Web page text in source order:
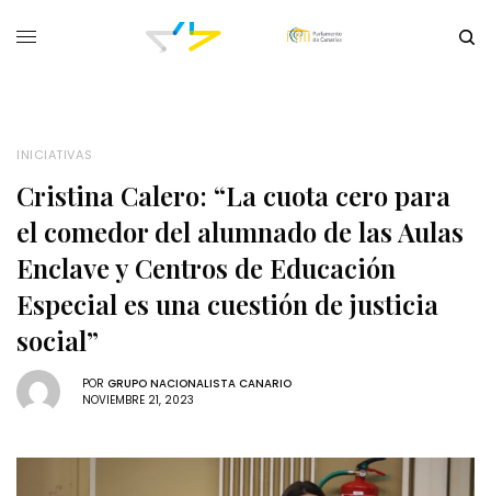
INICIATIVAS
Cristina Calero: “La cuota cero para
el comedor del alumnado de las Aulas
Enclave y Centros de Educación
Especial es una cuestión de justicia
social”
POR GRUPO NACIONALISTA CANARIO
NOVIEMBRE 21, 2023